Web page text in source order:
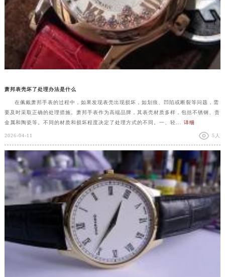
萧邦表壳坏了处理办法是什么
在佩戴萧邦手表的过程中，如果发现表壳出现损坏，如划痕、凹陷或断裂等问题，需
要及时采取正确的处理措施。萧邦手表作为高端品牌，其表壳材质多样，包括不锈钢、贵
金属和陶瓷等。不同的材质和损坏程度决定了处理方式的不同。一、轻... 详细
2026-04-11 5人